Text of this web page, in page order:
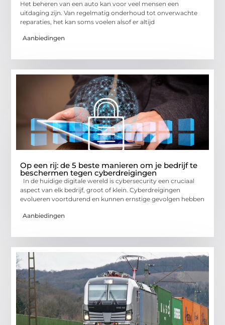
Het beheren van een auto kan voor veel mensen een
uitdaging zijn. Van regelmatig onderhoud tot onverwachte
reparaties, het kan soms voelen alsof er altijd
Aanbiedingen
Op een rij: de 5 beste manieren om je bedrijf te
beschermen tegen cyberdreigingen
In de huidige digitale wereld is cybersecurity een cruciaal
aspect van elk bedrijf, groot of klein. Cyberdreigingen
evolueren voortdurend en kunnen ernstige gevolgen hebben
Aanbiedingen